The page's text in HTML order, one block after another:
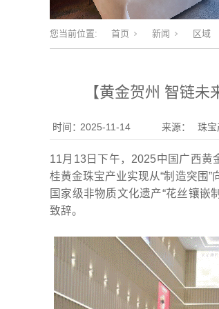
您当前位置: 首页 新闻 区域
【黄金贺州 智链
时间：2025-11-14 来源： 珠宝
11月13日下午，2025中国广西黄
桂黄金珠宝产业实现从“制造突围”
国家级非物质文化遗产“花丝镶嵌
致辞。